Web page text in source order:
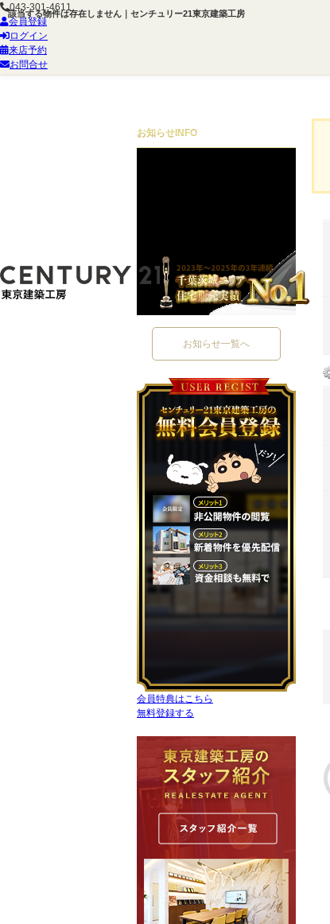
該当する物件は存在しません｜センチュリー21東京建築工房
043-301-4611
会員登録
ログイン
来店予約
お問合せ
お知らせ INFO
お知らせ一覧へ
会員特典はこちら
無料登録する